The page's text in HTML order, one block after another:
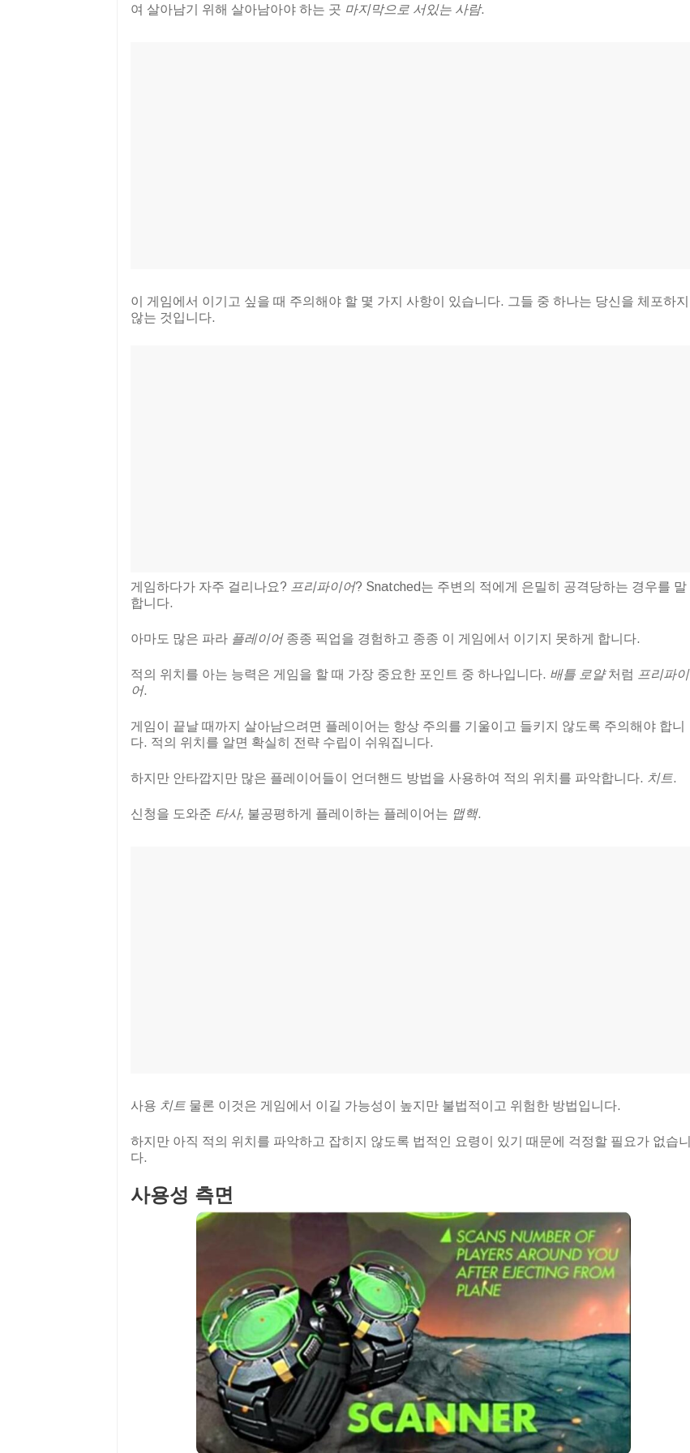
여 살아남기 위해 살아남아야 하는 곳 마지막으로 서있는 사람.
이 게임에서 이기고 싶을 때 주의해야 할 몇 가지 사항이 있습니다. 그들 중 하나는 당신을 체포하지
않는 것입니다.
게임하다가 자주 걸리나요? 프리파이어? Snatched는 주변의 적에게 은밀히 공격당하는 경우를 말
합니다.
아마도 많은 파라 플레이어 종종 픽업을 경험하고 종종 이 게임에서 이기지 못하게 합니다.
적의 위치를 아는 능력은 게임을 할 때 가장 중요한 포인트 중 하나입니다. 배틀 로얄처럼 프리파이
어.
게임이 끝날 때까지 살아남으려면 플레이어는 항상 주의를 기울이고 들키지 않도록 주의해야 합니
다. 적의 위치를 알면 확실히 전략 수립이 쉬워집니다.
하지만 안타깝지만 많은 플레이어들이 언더핸드 방법을 사용하여 적의 위치를 파악합니다. 치트.
신청을 도와준 타사, 불공평하게 플레이하는 플레이어는 맵핵.
사용 치트 물론 이것은 게임에서 이길 가능성이 높지만 불법적이고 위험한 방법입니다.
하지만 아직 적의 위치를 파악하고 잡히지 않도록 법적인 요령이 있기 때문에 걱정할 필요가 없습니
다.
사용성 측면